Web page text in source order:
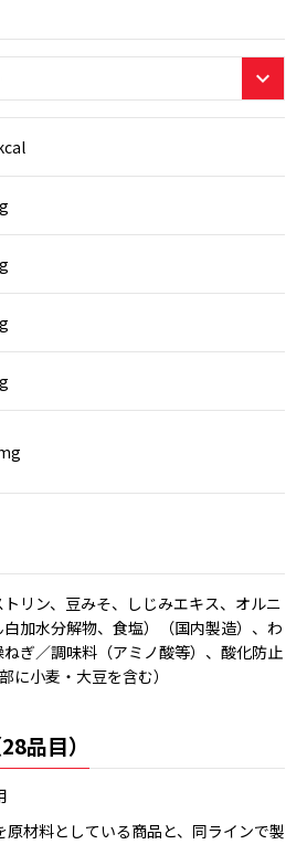
リン、豆みそ、しじみエキス、オルニ
加水分解物、食塩）（国内製造）、わ
ぎ／調味料（アミノ酸等）、酸化防止
に小麦・大豆を含む）
品目）
原材料としている商品と、同ラインで製